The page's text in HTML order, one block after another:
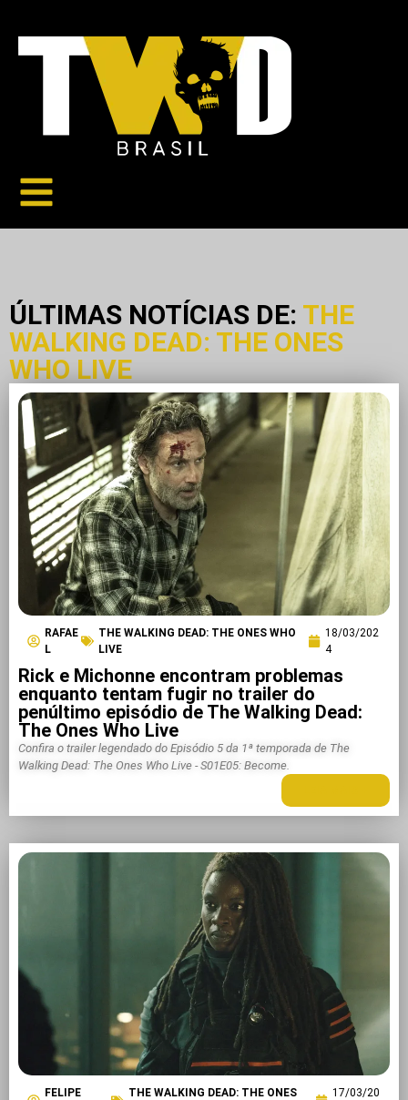
ÚLTIMAS NOTÍCIAS DE: THE
WALKING DEAD: THE ONES
WHO LIVE
RAFAE
L
THE WALKING DEAD: THE ONES WHO
LIVE
18/03/202
4
Rick e Michonne encontram problemas
enquanto tentam fugir no trailer do
penúltimo episódio de The Walking Dead:
The Ones Who Live
Confira o trailer legendado do Episódio 5 da 1ª temporada de The
Walking Dead: The Ones Who Live - S01E05: Become.
FELIPE
THE WALKING DEAD: THE ONES
17/03/20